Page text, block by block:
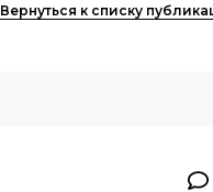
Вернуться к списку